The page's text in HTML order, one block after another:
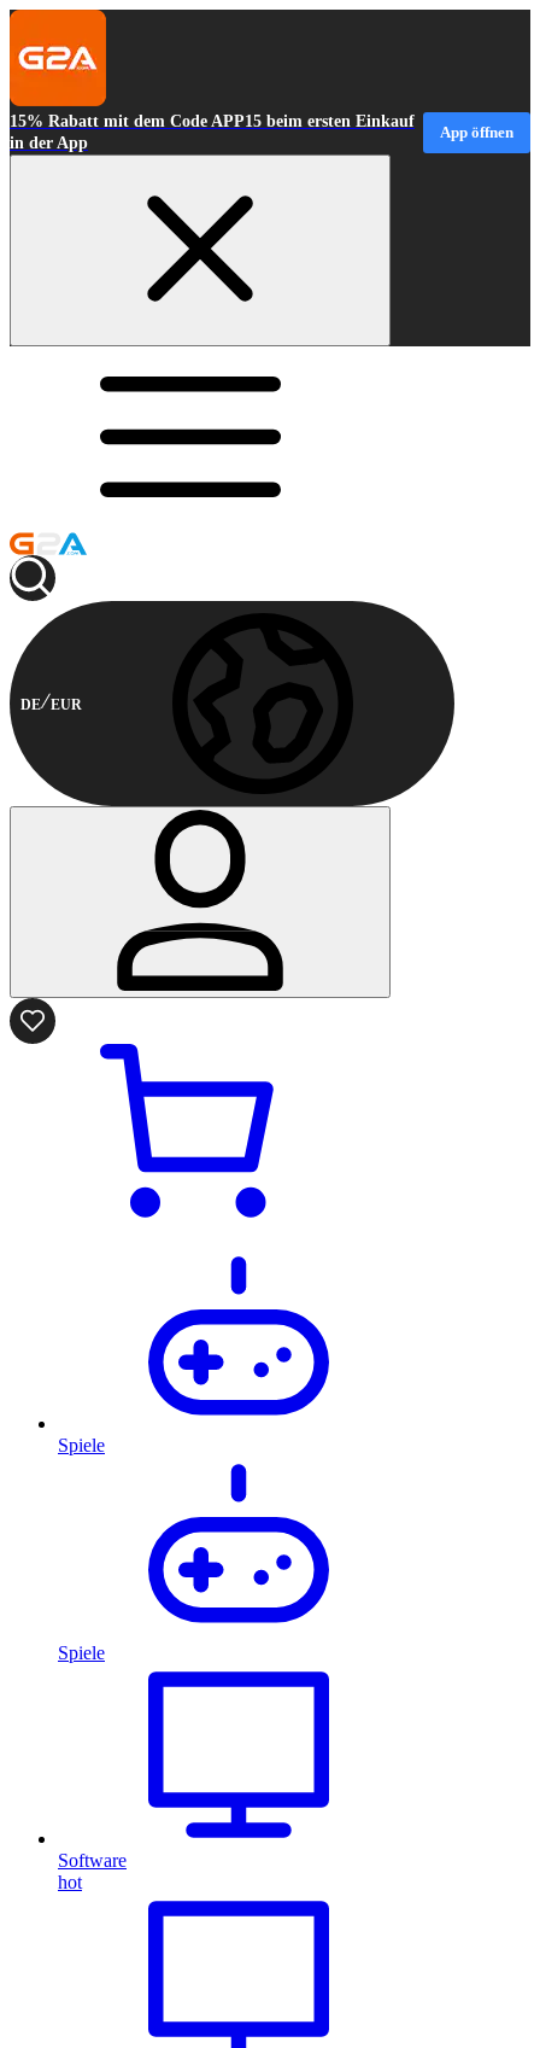
15% Rabatt mit dem Code APP15 beim ersten Einkauf
in der App
App öffnen
DE EUR
Spiele
Spiele
Software
hot